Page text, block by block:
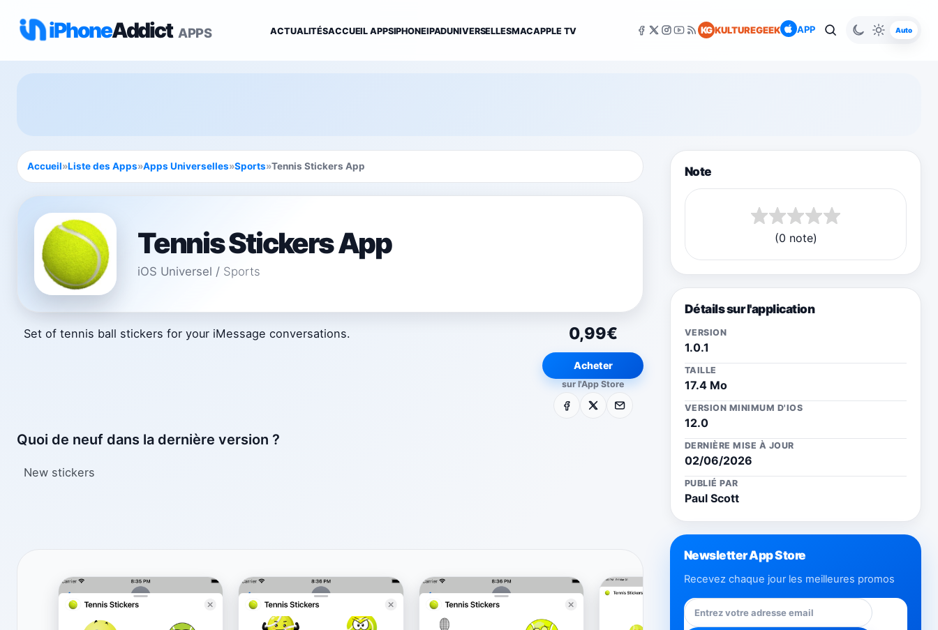
iPhoneAddict APPS ACTUALITÉSACCUEIL APPSIPHONEIPADUNIVERSELLESMACAPPLE TV KG KULTUREGEEK APP Auto
Accueil»Liste des Apps»Apps Universelles»Sports»Tennis Stickers App
Tennis Stickers App
iOS Universel / Sports
0,99€
Acheter
sur l'App Store
Facebook E-mail
Set of tennis ball stickers for your iMessage conversations.
Quoi de neuf dans la dernière version ?
New stickers
Note
(0 note)
Détails sur l'application
VERSION
1.0.1
TAILLE
17.4 Mo
VERSION MINIMUM D'IOS
12.0
DERNIÈRE MISE À JOUR
02/06/2026
PUBLIÉ PAR
Paul Scott
Newsletter App Store
Recevez chaque jour les meilleures promos